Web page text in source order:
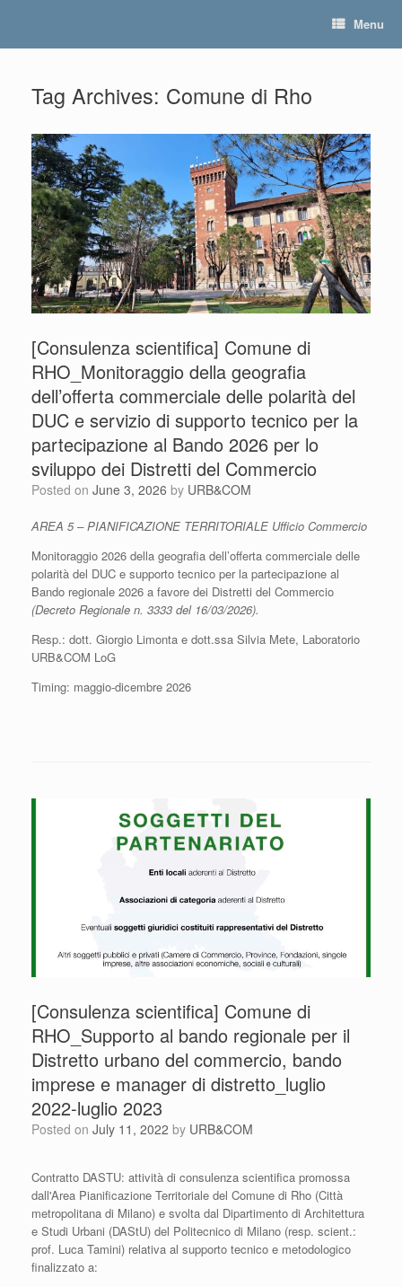
Menu
Tag Archives: Comune di Rho
[Consulenza scientifica] Comune di
RHO_Monitoraggio della geografia
dell’offerta commerciale delle polarità del
DUC e servizio di supporto tecnico per la
partecipazione al Bando 2026 per lo
sviluppo dei Distretti del Commercio
Posted on June 3, 2026 by URB&COM
AREA 5 – PIANIFICAZIONE TERRITORIALE Ufficio Commercio
Monitoraggio 2026 della geografia dell’offerta commerciale delle
polarità del DUC e supporto tecnico per la partecipazione al
Bando regionale 2026 a favore dei Distretti del Commercio
(Decreto Regionale n. 3333 del 16/03/2026).
Resp.: dott. Giorgio Limonta e dott.ssa Silvia Mete, Laboratorio
URB&COM LoG
Timing: maggio-dicembre 2026
[Consulenza scientifica] Comune di
RHO_Supporto al bando regionale per il
Distretto urbano del commercio, bando
imprese e manager di distretto_luglio
2022-luglio 2023
Posted on July 11, 2022 by URB&COM
Contratto DASTU: attività di consulenza scientifica promossa
dall'Area Pianificazione Territoriale del Comune di Rho (Città
metropolitana di Milano) e svolta dal Dipartimento di Architettura
e Studi Urbani (DAStU) del Politecnico di Milano (resp. scient.:
prof. Luca Tamini) relativa al supporto tecnico e metodologico
finalizzato a: